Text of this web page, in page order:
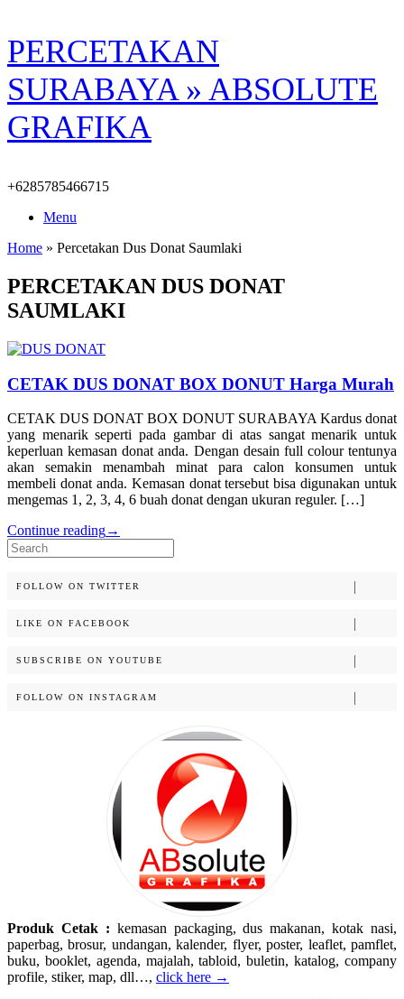
Skip
to
content
PERCETAKAN
SURABAYA » ABSOLUTE
GRAFIKA
+6285785466715
Menu
Home » Percetakan Dus Donat Saumlaki
PERCETAKAN DUS DONAT
SAUMLAKI
CETAK DUS DONAT BOX DONUT Harga Murah
CETAK DUS DONAT BOX DONUT SURABAYA Kardus donat
yang menarik seperti pada gambar di atas sangat menarik untuk
keperluan kemasan donat anda. Dengan desain full colour tentunya
akan semakin menambah minat para calon konsumen untuk
membeli donat anda. Kemasan donat tersebut bisa digunakan untuk
mengemas 1, 2, 3, 4, 6 buah donat dengan ukuran reguler. […]
Continue reading→
Search
for:
FOLLOW ON TWITTER
LIKE ON FACEBOOK
SUBSCRIBE ON YOUTUBE
FOLLOW ON INSTAGRAM
Produk Cetak : kemasan packaging, dus makanan, kotak nasi,
paperbag, brosur, undangan, kalender, flyer, poster, leaflet, pamflet,
buku, booklet, agenda, majalah, tabloid, buletin, katalog, company
profile, stiker, map, dll…, click here →